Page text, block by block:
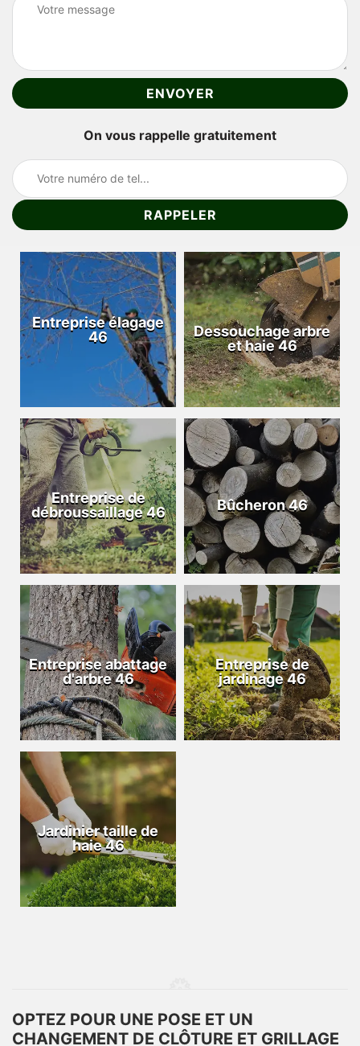
On vous rappelle gratuitement
Entreprise élagage
46
Dessouchage arbre
et haie 46
Entreprise de
débroussaillage 46
Bûcheron 46
Entreprise abattage
d'arbre 46
Entreprise de
jardinage 46
Jardinier taille de
haie 46
OPTEZ POUR UNE POSE ET UN
CHANGEMENT DE CLÔTURE ET GRILLAGE